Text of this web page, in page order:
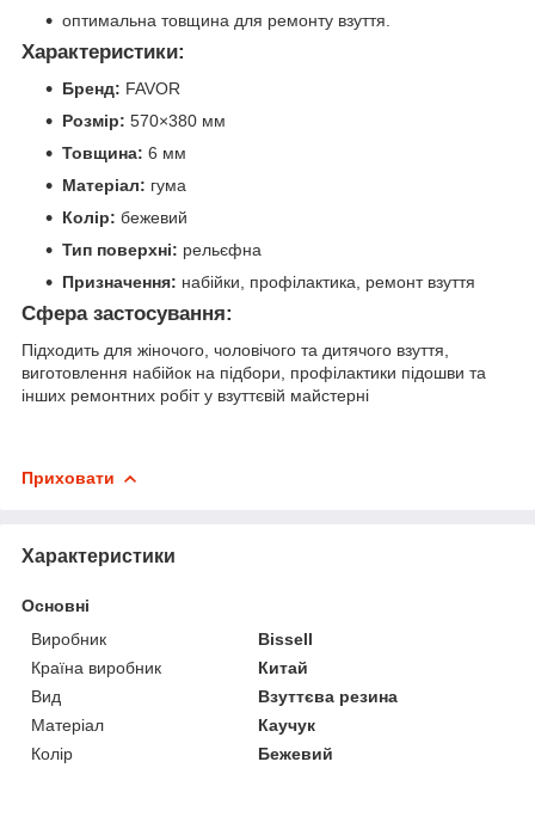
оптимальна товщина для ремонту взуття.
Характеристики:
Бренд: FAVOR
Розмір: 570×380 мм
Товщина: 6 мм
Матеріал: гума
Колір: бежевий
Тип поверхні: рельєфна
Призначення: набійки, профілактика, ремонт взуття
Сфера застосування:
Підходить для жіночого, чоловічого та дитячого взуття,
виготовлення набійок на підбори, профілактики підошви та
інших ремонтних робіт у взуттєвій майстерні
Приховати
Характеристики
Основні
Виробник
Bissell
Країна виробник
Китай
Вид
Взуттєва резина
Матеріал
Каучук
Колір
Бежевий